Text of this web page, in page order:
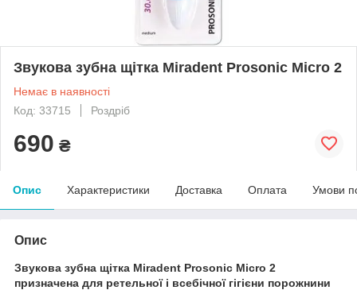
Звукова зубна щітка Miradent Prosonic Micro 2
Немає в наявності
Код: 33715
Роздріб
690 ₴
Опис Характеристики Доставка Оплата Умови
Опис
Звукова зубна щітка Miradent Prosonic Micro 2
призначена для ретельної і всебічної гігієни порожнини